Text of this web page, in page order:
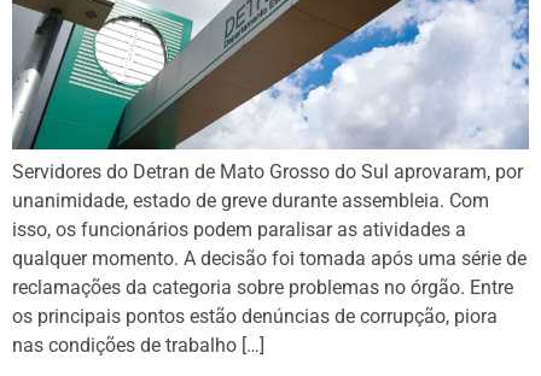
Servidores do Detran de Mato Grosso do Sul aprovaram, por
unanimidade, estado de greve durante assembleia. Com
isso, os funcionários podem paralisar as atividades a
qualquer momento. A decisão foi tomada após uma série de
reclamações da categoria sobre problemas no órgão. Entre
os principais pontos estão denúncias de corrupção, piora
nas condições de trabalho […]